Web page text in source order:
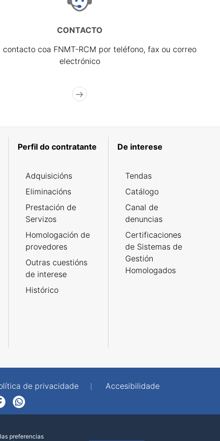
CONTACTO
contacto coa FNMT-RCM por teléfono, fax ou correo
electrónico
Perfil do contratante
Adquisicións
Eliminacións
Prestación de
Servizos
Homologación de
provedores
Outras cuestións
de interese
Histórico
De interese
Tendas
Catálogo
Canal de
denuncias
Certificaciones
de Sistemas de
Gestión
Homologados
de privacidade
Accesibilidade
preferencias